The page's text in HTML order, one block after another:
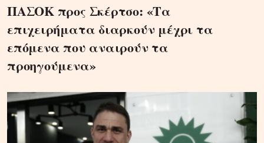
ΠΑΣΟΚ προς Σκέρτσο: «Τα
επιχειρήματα διαρκούν μέχρι τα
επόμενα που αναιρούν τα
προηγούμενα»